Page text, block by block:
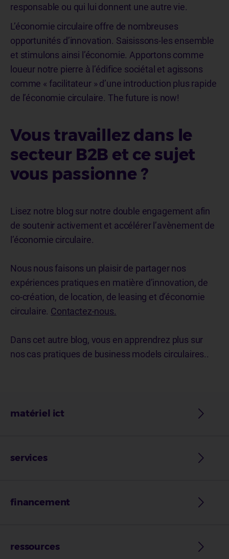
responsable ou qui lui donnent une autre vie.
L’économie circulaire offre de nombreuses
opportunités d’innovation. Saisissons-les ensemble
et stimulons ainsi l’économie. Apportons comme
loueur notre pierre à l’édifice sociétal et agissons
comme « facilitateur » d’une introduction plus rapide
de l’économie circulaire. The future is now!
Vous travaillez dans le
secteur B2B et ce sujet
vous passionne ?
Lisez notre blog sur notre double engagement afin
de soutenir activement et accélérer l’avènement de
l’économie circulaire.
Nous nous faisons un plaisir de partager nos
expériences pratiques en matière d’innovation, de
co-création, de location, de leasing et d’économie
circulaire. Contactez-nous.
Dans cet autre blog, vous en apprendrez plus sur
nos cas pratiques de business models circulaires..
matériel ict
services
financement
ressources